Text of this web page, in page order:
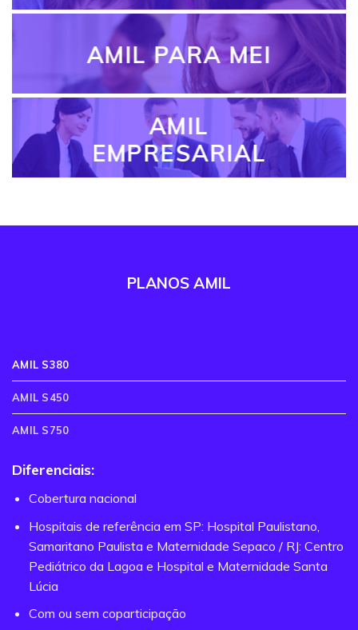
AMIL PARA MEI
AMIL
EMPRESARIAL
PLANOS AMIL
AMIL S380
AMIL S450
AMIL S750
Diferenciais:
Cobertura nacional
Hospitais de referência em SP: Hospital Paulistano,
Samaritano Paulista e Maternidade Sepaco / RJ: Centro
Pediátrico da Lagoa e Hospital e Maternidade Santa
Lúcia
Com ou sem coparticipação